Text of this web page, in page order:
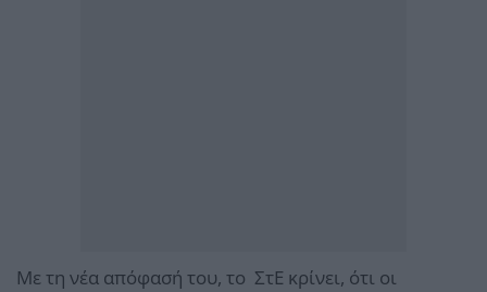
Με τη νέα απόφασή του, το ΣτΕ κρίνει, ότι οι